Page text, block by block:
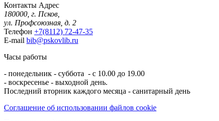
Контакты Адрес
180000, г. Псков,
ул. Профсоюзная, д. 2
Телефон +7(8112) 72-47-35
E-mail bib@pskovlib.ru
Часы работы
- понедельник - суббота - с 10.00 до 19.00
- воскресенье - выходной день.
Последний вторник каждого месяца - санитарный день
Соглашение об использовании файлов cookie